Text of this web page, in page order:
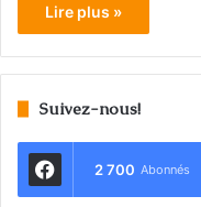
Lire plus »
Suivez-nous!
2 700 Abonnés